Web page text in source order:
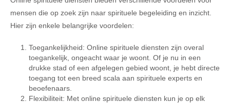
mensen die op zoek zijn naar spirituele begeleiding en inzicht.
Hier zijn enkele belangrijke voordelen:
Toegankelijkheid: Online spirituele diensten zijn overal
toegankelijk, ongeacht waar je woont. Of je nu in een
drukke stad of een afgelegen gebied woont, je hebt directe
toegang tot een breed scala aan spirituele experts en
beoefenaars.
Flexibiliteit: Met online spirituele diensten kun je op elk